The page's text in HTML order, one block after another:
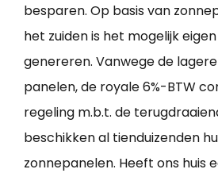
besparen. Op basis van
het zuiden is het mogelijk
genereren. Vanwege de
panelen, de royale 6%-BTW
regeling m.b.t. de
beschikken al tienduizenden
zonnepanelen. Heeft ons huis